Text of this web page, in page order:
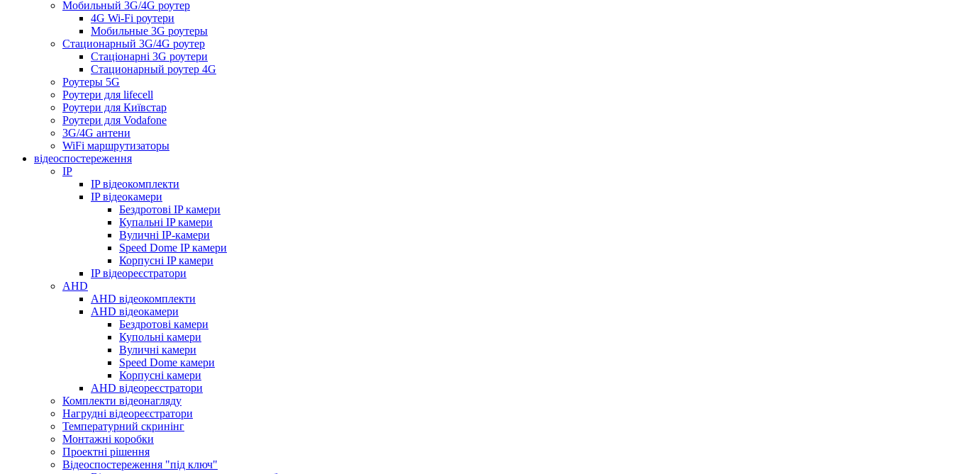
Мобильный 3G/4G роутер
4G Wi-Fi роутери
Мобильные 3G роутеры
Стационарный 3G/4G роутер
Стаціонарні 3G роутери
Стационарный роутер 4G
Роутеры 5G
Роутери для lifecell
Роутери для Київстар
Роутери для Vodafone
3G/4G антени
WiFi маршрутизаторы
відеоспостереження
IP
IP відеокомплекти
IP відеокамери
Бездротові IP камери
Купальні IP камери
Вуличні IP-камери
Speed Dome IP камери
Корпусні IP камери
IP відеореєстратори
AHD
AHD відеокомплекти
AHD відеокамери
Бездротові камери
Купольні камери
Вуличні камери
Speed Dome камери
Корпусні камери
AHD відеореєстратори
Комплекти відеонагляду
Нагрудні відеореєстратори
Температурний скринінг
Монтажні коробки
Проектні рішення
Відеоспостереження "під ключ"